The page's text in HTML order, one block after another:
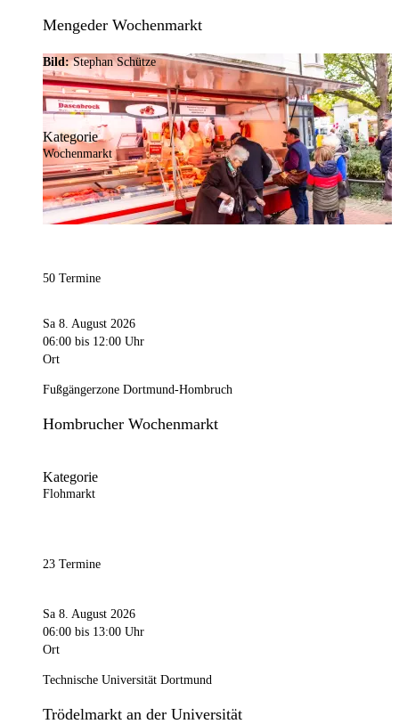
Mengeder Wochenmarkt
Bild:Stephan Schütze
Kategorie
Wochenmarkt
50 Termine
Sa 8. August 2026
06:00 bis 12:00 Uhr
Ort
Fußgängerzone Dortmund-Hombruch
Hombrucher Wochenmarkt
Kategorie
Flohmarkt
23 Termine
Sa 8. August 2026
06:00 bis 13:00 Uhr
Ort
Technische Universität Dortmund
Trödelmarkt an der Universität